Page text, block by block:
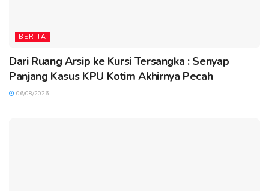
BERITA
Dari Ruang Arsip ke Kursi Tersangka : Senyap
Panjang Kasus KPU Kotim Akhirnya Pecah
06/08/2026